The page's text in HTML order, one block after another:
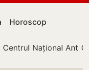
Horoscop
Centrul Național